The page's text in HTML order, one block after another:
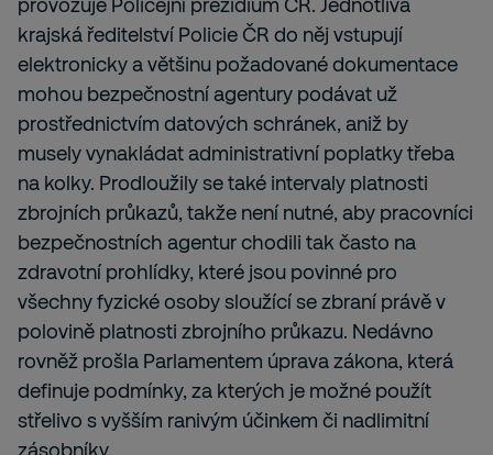
krajská ředitelství Policie ČR do něj vstupují
elektronicky a většinu požadované dokumentace
mohou bezpečnostní agentury podávat už
prostřednictvím datových schránek, aniž by
musely vynakládat administrativní poplatky třeba
na kolky. Prodloužily se také intervaly platnosti
zbrojních průkazů, takže není nutné, aby pracovníci
bezpečnostních agentur chodili tak často na
zdravotní prohlídky, které jsou povinné pro
všechny fyzické osoby sloužící se zbraní právě v
polovině platnosti zbrojního průkazu. Nedávno
rovněž prošla Parlamentem úprava zákona, která
definuje podmínky, za kterých je možné použít
střelivo s vyšším ranivým účinkem či nadlimitní
zásobníky.